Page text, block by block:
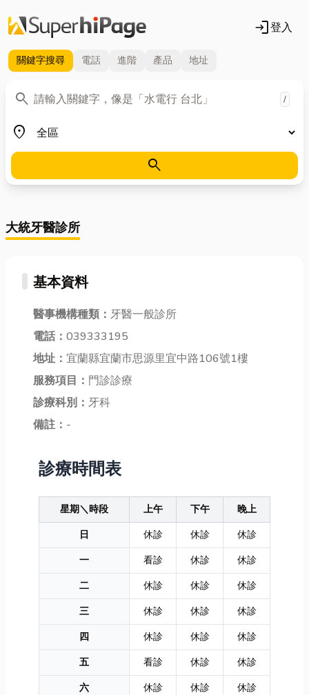
login登入
關鍵字搜尋 電話 進階 產品 地址
search
關鍵字 /
place
地區
search
大統牙醫診所
基本資料
醫事機構種類： 牙醫一般診所
電話： 039333195
地址： 宜蘭縣宜蘭市思源里宜中路106號1樓
服務項目： 門診診療
診療科別： 牙科
備註： -
診療時間表
星期＼時段 上午 下午
晚上
日
休診 休診
休診
一
看診 休診
休診
二
休診 休診
休診
三
休診 休診
休診
四
休診 休診
休診
五
看診 休診
休診
六
休診 休診 休診